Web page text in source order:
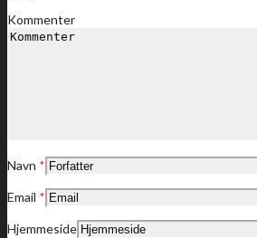
Dine medlemstilbud
Kommenter
Navn *
Email *
Hjemmeside